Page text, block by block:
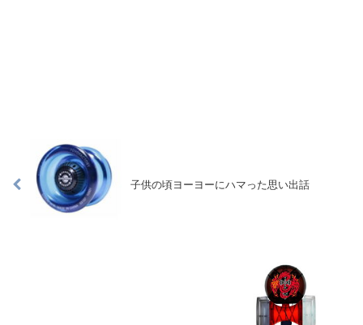
子供の頃ヨーヨーにハマった思い出話